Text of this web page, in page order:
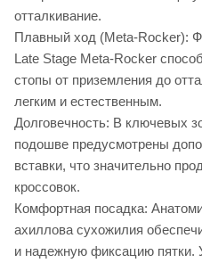
отталкивание.
Плавный ход (Meta-Rocker):
Late Stage Meta-Rocker
стопы от приземления до
легким и естественным.
Долговечность: В ключевых
подошве предусмотрены
вставки, что значительно
кроссовок.
Комфортная посадка:
ахиллова сухожилия
и надежную фиксацию пятки.